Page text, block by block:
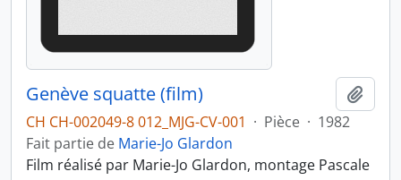
Genève squatte (film)
CH CH-002049-8 012_MJG-CV-001 · Pièce · 1982
Fait partie de Marie-Jo Glardon
Film réalisé par Marie-Jo Glardon, montage Pascale